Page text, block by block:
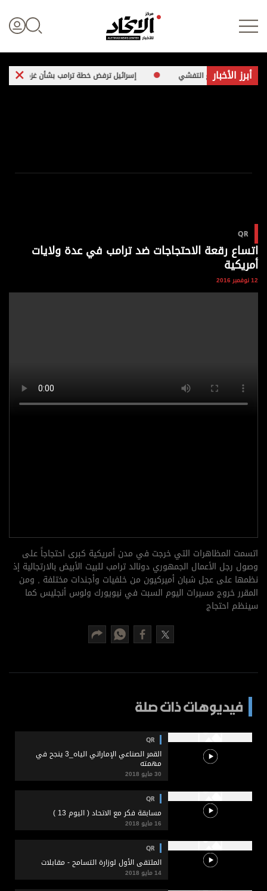
علوم الدار
الرياضة
وجهات نظر
الترفيه
تغطيات
برامج
عدد اليوم
مواقيت الصلاة
أبرز الأخبار إسرائيل ترفض خطة ترامب بشأن غزة رسمياً
QR
اتساع رقعة الاحتجاجات ضد ترامب في عدة ولايات
أمريكية
12 نوفمبر 2016
اتسمت المظاهرات التي خرجت في مدن أمريكية كبرى احتجاجاً على
وصول رجل الأعمال الجمهوري دونالد ترامب للبيت الأبيض بالارتجالية إذ
نظمها على عجل شبان أميركيون من خلفيات وأجندات مختلفة , ومن
المقرر خروج مسيرات اليوم السبت في نيويورك ولوس أنجليس كما
سينظم احتجاج
فيديوهات ذات صلة
QR
القمر الصناعي الإماراتي الياه_3 ينجح في
مهمته
30 مايو 2018
QR
مسابقة فكر مع الاتحاد ( اليوم 13 )
16 مايو 2018
QR
الملتقى الأول لوزارة التسامح - مقابلات
14 مايو 2018